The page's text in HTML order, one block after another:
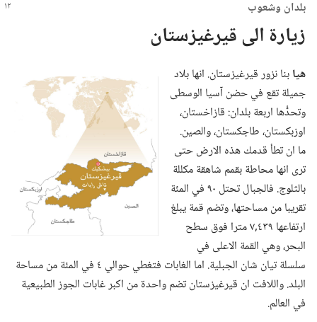
بلدان وشعوب
زيارة الى قيرغيزستان
هيابنا نزور قيرغيزستان.‏ انها بلاد
جميلة تقع في حضن آسيا الوسطى
وتحدُّها اربعة بلدان:‏ قازاخستان،‏
اوزبكستان،‏ طاجكستان،‏ والصين.‏
ما ان تطأ قدمك هذه الارض حتى
ترى انها محاطة بقمم شاهقة مكللة
بالثلوج.‏ فالجبال تحتل ٩٠ في المئة
تقريبا من مساحتها،‏ وتضم قمة يبلغ
ارتفاعها ٤٣٩‏,٧ مترا فوق سطح
البحر،‏ وهي القمة الاعلى في
سلسلة تيان شان الجبلية.‏ اما الغابات فتغطي حوالي ٤ في المئة من مساحة
البلد.‏ واللافت ان قيرغيزستان تضم واحدة من اكبر غابات الجوز الطبيعية
في العالم.‏